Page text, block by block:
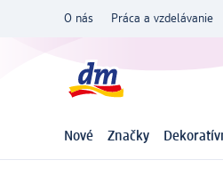
O nás Práca a vzdelávanie
Nové Značky